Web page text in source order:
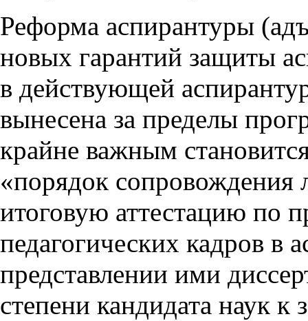
Реформа аспирантуры
новых гарантий защиты
в действующей
вынесена за пределы
крайне важным
«порядок
итоговую аттестацию по
педагогических кадров в
представлении ими
степени кандидата наук